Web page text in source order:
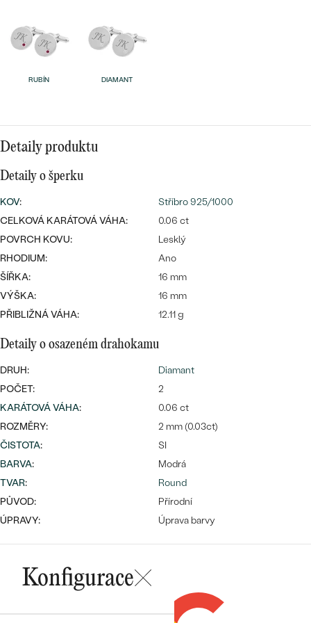
Wave kolekce
PROHLÉDNOUT
PODLE TVARU KAMENE
NA MÍRU
Bestsellery
Personalizované
přívěsky
Nejprodávanější
prsteny
RUBÍN DIAMANT
Detaily produktu
Detaily o šperku
KOV:
Stříbro 925/1000
CELKOVÁ KARÁTOVÁ VÁHA:
0.06 ct
POVRCH KOVU:
Lesklý
RHODIUM:
Ano
ŠÍŘKA:
16 mm
VÝŠKA:
16 mm
PŘIBLIŽNÁ VÁHA:
12.11 g
Detaily o osazeném drahokamu
DRUH:
Diamant
POČET:
2
KARÁTOVÁ VÁHA:
0.06 ct
ROZMĚRY:
2 mm (0.03ct)
ČISTOTA:
SI
BARVA:
Modrá
TVAR:
Round
PŮVOD:
Přírodní
ÚPRAVY:
Úprava barvy
Konfigurace